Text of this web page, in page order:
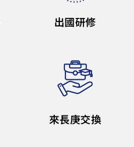
出國研修
來長庚交換